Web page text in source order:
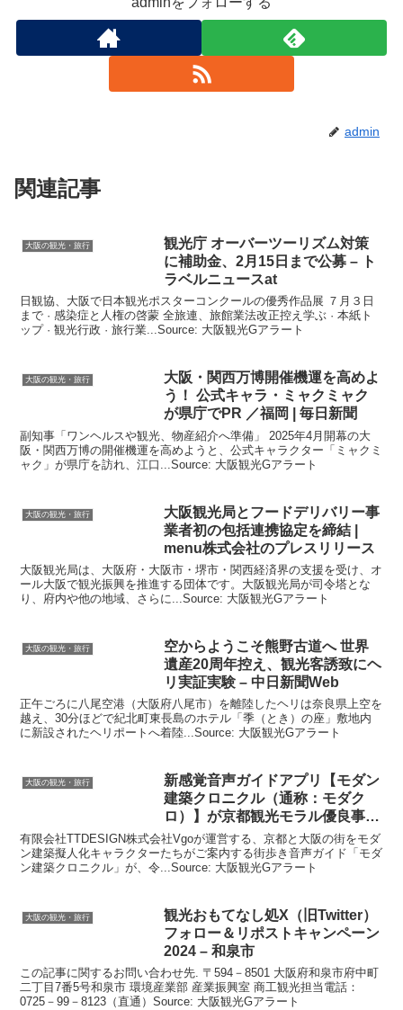
admin
関連記事
大阪の観光・旅行 観光庁 オーバーツーリズム対策
に補助金、2月15日まで公募 – ト
ラベルニュースat
日観協、大阪で日本観光ポスターコンクールの優秀作品展 ７月３日
まで · 感染症と人権の啓蒙 全旅連、旅館業法改正控え学ぶ · 本紙ト
ップ · 観光行政 · 旅行業...Source: 大阪観光Gアラート
大阪の観光・旅行 大阪 ・関西万博開催機運を高めよ
う！ 公式キャラ・ミャクミャク
が県庁でPR ／福岡 | 毎日新聞
副知事「ワンヘルスや観光、物産紹介へ準備」 2025年4月開幕の大
阪・関西万博の開催機運を高めようと、公式キャラクター「ミャクミ
ャク」が県庁を訪れ、江口...Source: 大阪観光Gアラート
大阪の観光・旅行 大阪観光局とフードデリバリー事
業者初の包括連携協定を締結 |
menu株式会社のプレスリリース
大阪観光局は、大阪府・大阪市・堺市・関西経済界の支援を受け、オ
ール大阪で観光振興を推進する団体です。大阪観光局が司令塔とな
り、府内や他の地域、さらに...Source: 大阪観光Gアラート
大阪の観光・旅行
空からようこそ熊野古道へ 世界
遺産20周年控え、観光客誘致にヘ
リ実証実験 – 中日新聞Web
正午ごろに八尾空港（大阪府八尾市）を離陸したヘリは奈良県上空を
越え、30分ほどで紀北町東長島のホテル「季（とき）の座」敷地内
に新設されたヘリポートへ着陸...Source: 大阪観光Gアラート
大阪の観光・旅行
新感覚音声ガイドアプリ【モダン
建築クロニクル（通称：モダク
ロ）】が京都観光モラル優良事業
…
有限会社TTDESIGN株式会社Vgoが運営する、京都と大阪の街をモダ
ン建築擬人化キャラクターたちがご案内する街歩き音声ガイド「モダ
ン建築クロニクル」が、令...Source: 大阪観光Gアラート
大阪の観光・旅行 観光おもてなし処X（旧Twitter）
フォロー＆リポストキャンペーン
2024 – 和泉市
この記事に関するお問い合わせ先. 〒594－8501 大阪府和泉市府中町
二丁目7番5号和泉市 環境産業部 産業振興室 商工観光担当電話：
0725－99－8123（直通）Source: 大阪観光Gアラート